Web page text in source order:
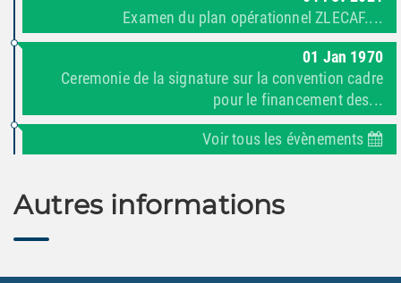
Examen du plan opérationnel ZLECAF....
01 Jan 1970
Ceremonie de la signature sur la convention cadre
pour le financement des...
Voir tous les évènements
Autres informations